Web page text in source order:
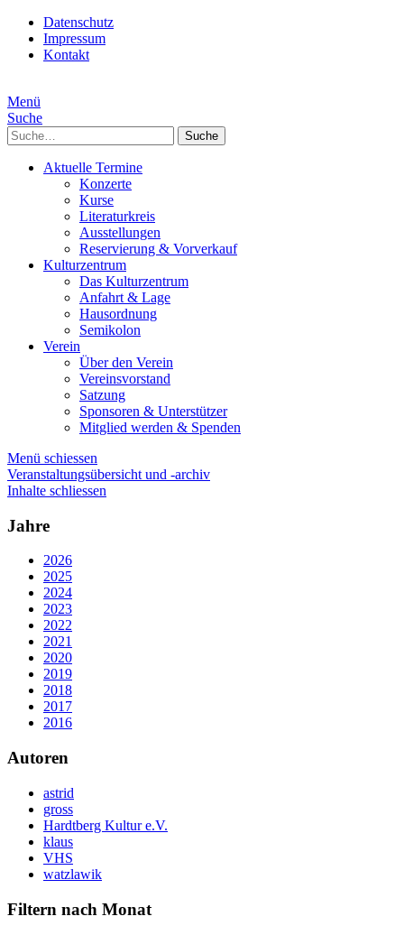
Datenschutz
Impressum
Kontakt
Menü
Suche
Suche
Aktuelle Termine
Konzerte
Kurse
Literaturkreis
Ausstellungen
Reservierung & Vorverkauf
Kulturzentrum
Das Kulturzentrum
Anfahrt & Lage
Hausordnung
Semikolon
Verein
Über den Verein
Vereinsvorstand
Satzung
Sponsoren & Unterstützer
Mitglied werden & Spenden
Menü schiessen
Veranstaltungsübersicht und -archiv
Inhalte schliessen
Jahre
2026
2025
2024
2023
2022
2021
2020
2019
2018
2017
2016
Autoren
astrid
gross
Hardtberg Kultur e.V.
klaus
VHS
watzlawik
Filtern nach Monat